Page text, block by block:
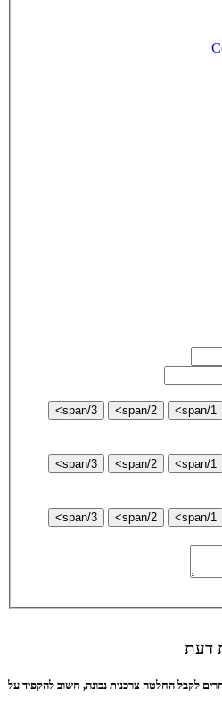
1/span>
2/span>
3/span>
1/span>
2/span>
3/span>
1/span>
2/span>
3/span>
דעת
לקבל החלטה צרכנית נכונה, חשוב להקפיד על